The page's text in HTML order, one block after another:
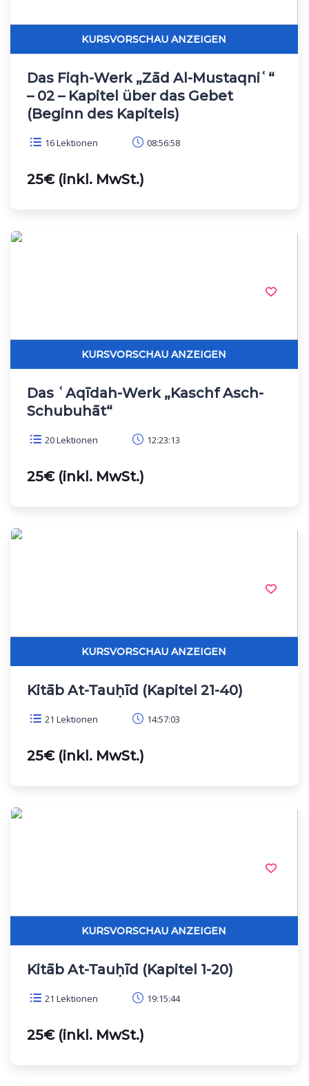
Das Fiqh-Werk „Zād Al-Mustaqniʿ“
– 02 – Kapitel über das Gebet
(Beginn des Kapitels)
16 Lektionen 08:56:58
25€ (inkl. MwSt.)
Das ʿAqīdah-Werk „Kaschf Asch-
Schubuhāt“
20 Lektionen 12:23:13
25€ (inkl. MwSt.)
Kitāb At-Tauḥīd (Kapitel 21-40)
21 Lektionen 14:57:03
25€ (inkl. MwSt.)
Kitāb At-Tauḥīd (Kapitel 1-20)
21 Lektionen 19:15:44
25€ (inkl. MwSt.)